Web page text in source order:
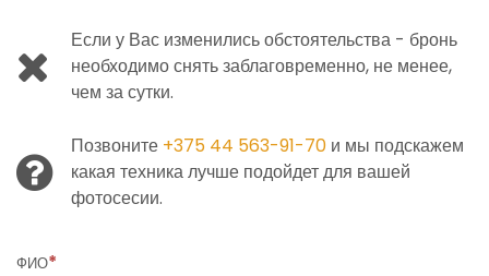
Если у Вас изменились обстоятельства - бронь
необходимо снять заблаговременно, не менее,
чем за сутки.
Позвоните +375 44 563-91-70 и мы подскажем
какая техника лучше подойдет для вашей
фотосесии.
ФИО